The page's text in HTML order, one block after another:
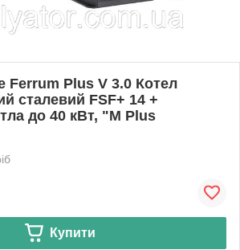
Ferrum Plus V 3.0 Котел
сталевий FSF+ 14 +
до 40 кВт, "M Plus
Купити